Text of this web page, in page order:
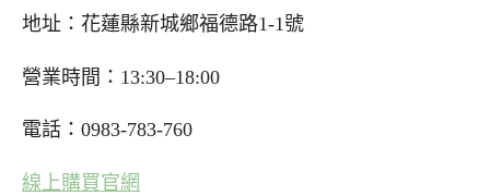
地址：花蓮縣新城鄉福德路1-1號
營業時間：13:30–18:00
電話：0983-783-760
線上購買官網